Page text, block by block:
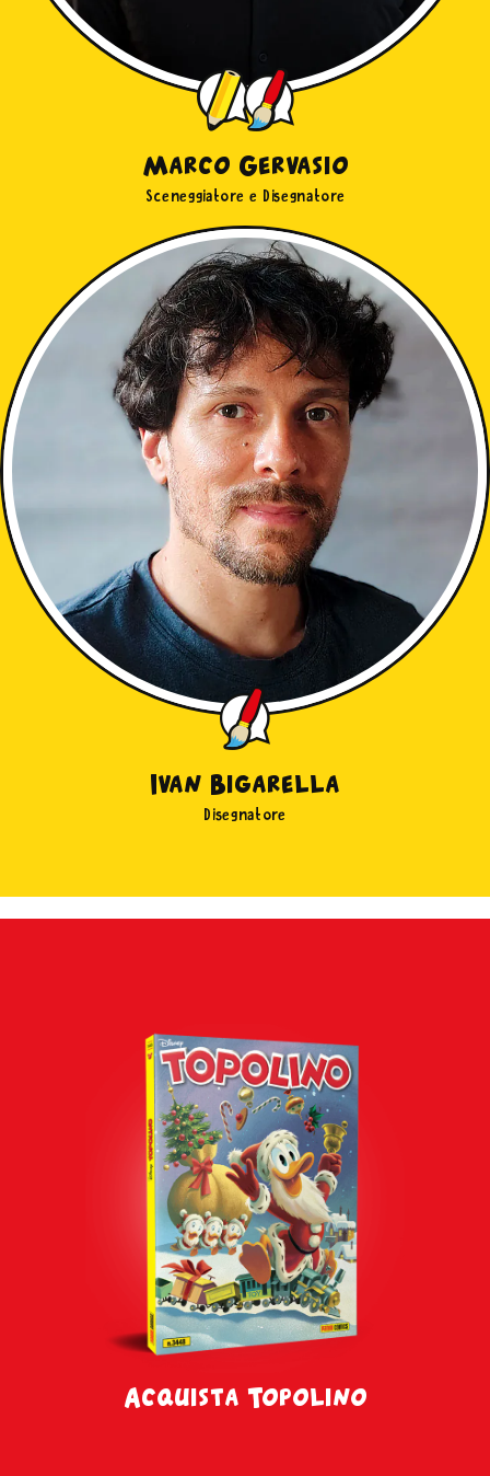
Marco Gervasio
Sceneggiatore e Disegnatore
Ivan Bigarella
Disegnatore
Acquista Topolino